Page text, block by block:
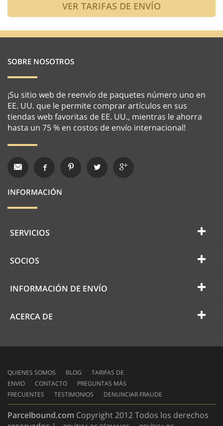
SOBRE NOSOTROS
¡Su sitio web de reenvío de paquetes número uno en
EE. UU. que le permite comprar artículos en sus
tiendas web favoritas de EE. UU., mientras le ahorra
hasta un 75 % en costos de envío internacional!
INFORMACIÓN
SERVICIOS
SOCIOS
INFORMACIÓN DE ENVÍO
ACERCA DE
QUIENES SOMOS BLOG
TARIFAS DE
ENVIO
CONTACTO
PREGUNTAS MÁS
FRECUENTES
TESTIMONIOS DENUNCIAR FRAUDE
Parcelbound.com Copyright 2012 Todos los derechos